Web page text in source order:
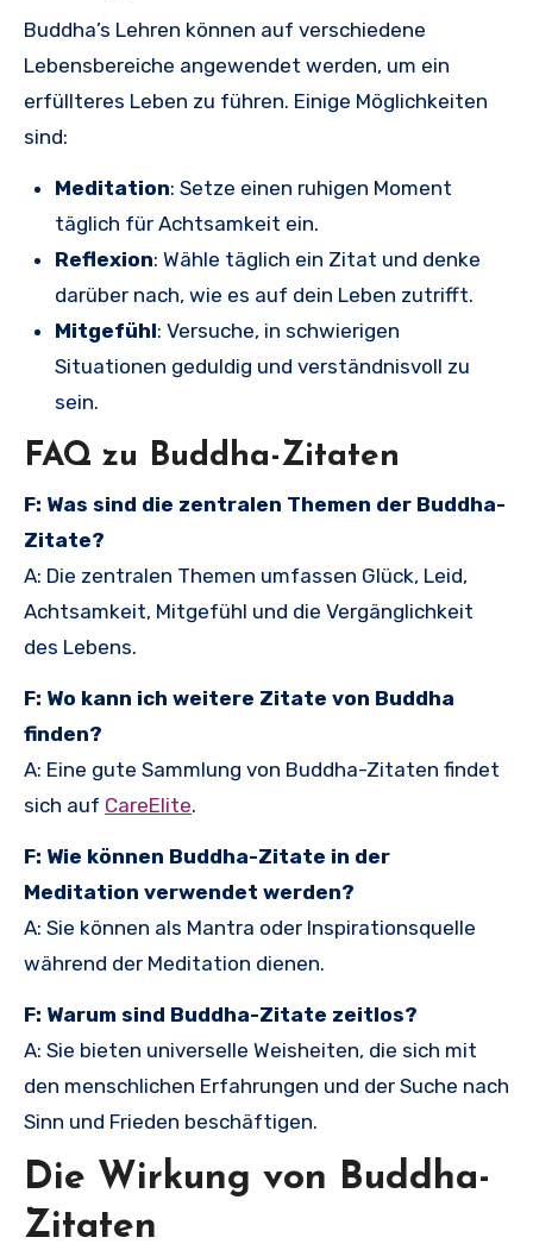
Buddha’s Lehren können auf verschiedene
Lebensbereiche angewendet werden, um ein
erfüllteres Leben zu führen. Einige Möglichkeiten
sind:
Meditation: Setze einen ruhigen Moment
täglich für Achtsamkeit ein.
Reflexion: Wähle täglich ein Zitat und denke
darüber nach, wie es auf dein Leben zutrifft.
Mitgefühl: Versuche, in schwierigen
Situationen geduldig und verständnisvoll zu
sein.
FAQ zu Buddha-Zitaten
F: Was sind die zentralen Themen der Buddha-
Zitate?
A: Die zentralen Themen umfassen Glück, Leid,
Achtsamkeit, Mitgefühl und die Vergänglichkeit
des Lebens.
F: Wo kann ich weitere Zitate von Buddha
finden?
A: Eine gute Sammlung von Buddha-Zitaten findet
sich auf CareElite.
F: Wie können Buddha-Zitate in der
Meditation verwendet werden?
A: Sie können als Mantra oder Inspirationsquelle
während der Meditation dienen.
F: Warum sind Buddha-Zitate zeitlos?
A: Sie bieten universelle Weisheiten, die sich mit
den menschlichen Erfahrungen und der Suche nach
Sinn und Frieden beschäftigen.
Die Wirkung von Buddha-
Zitaten